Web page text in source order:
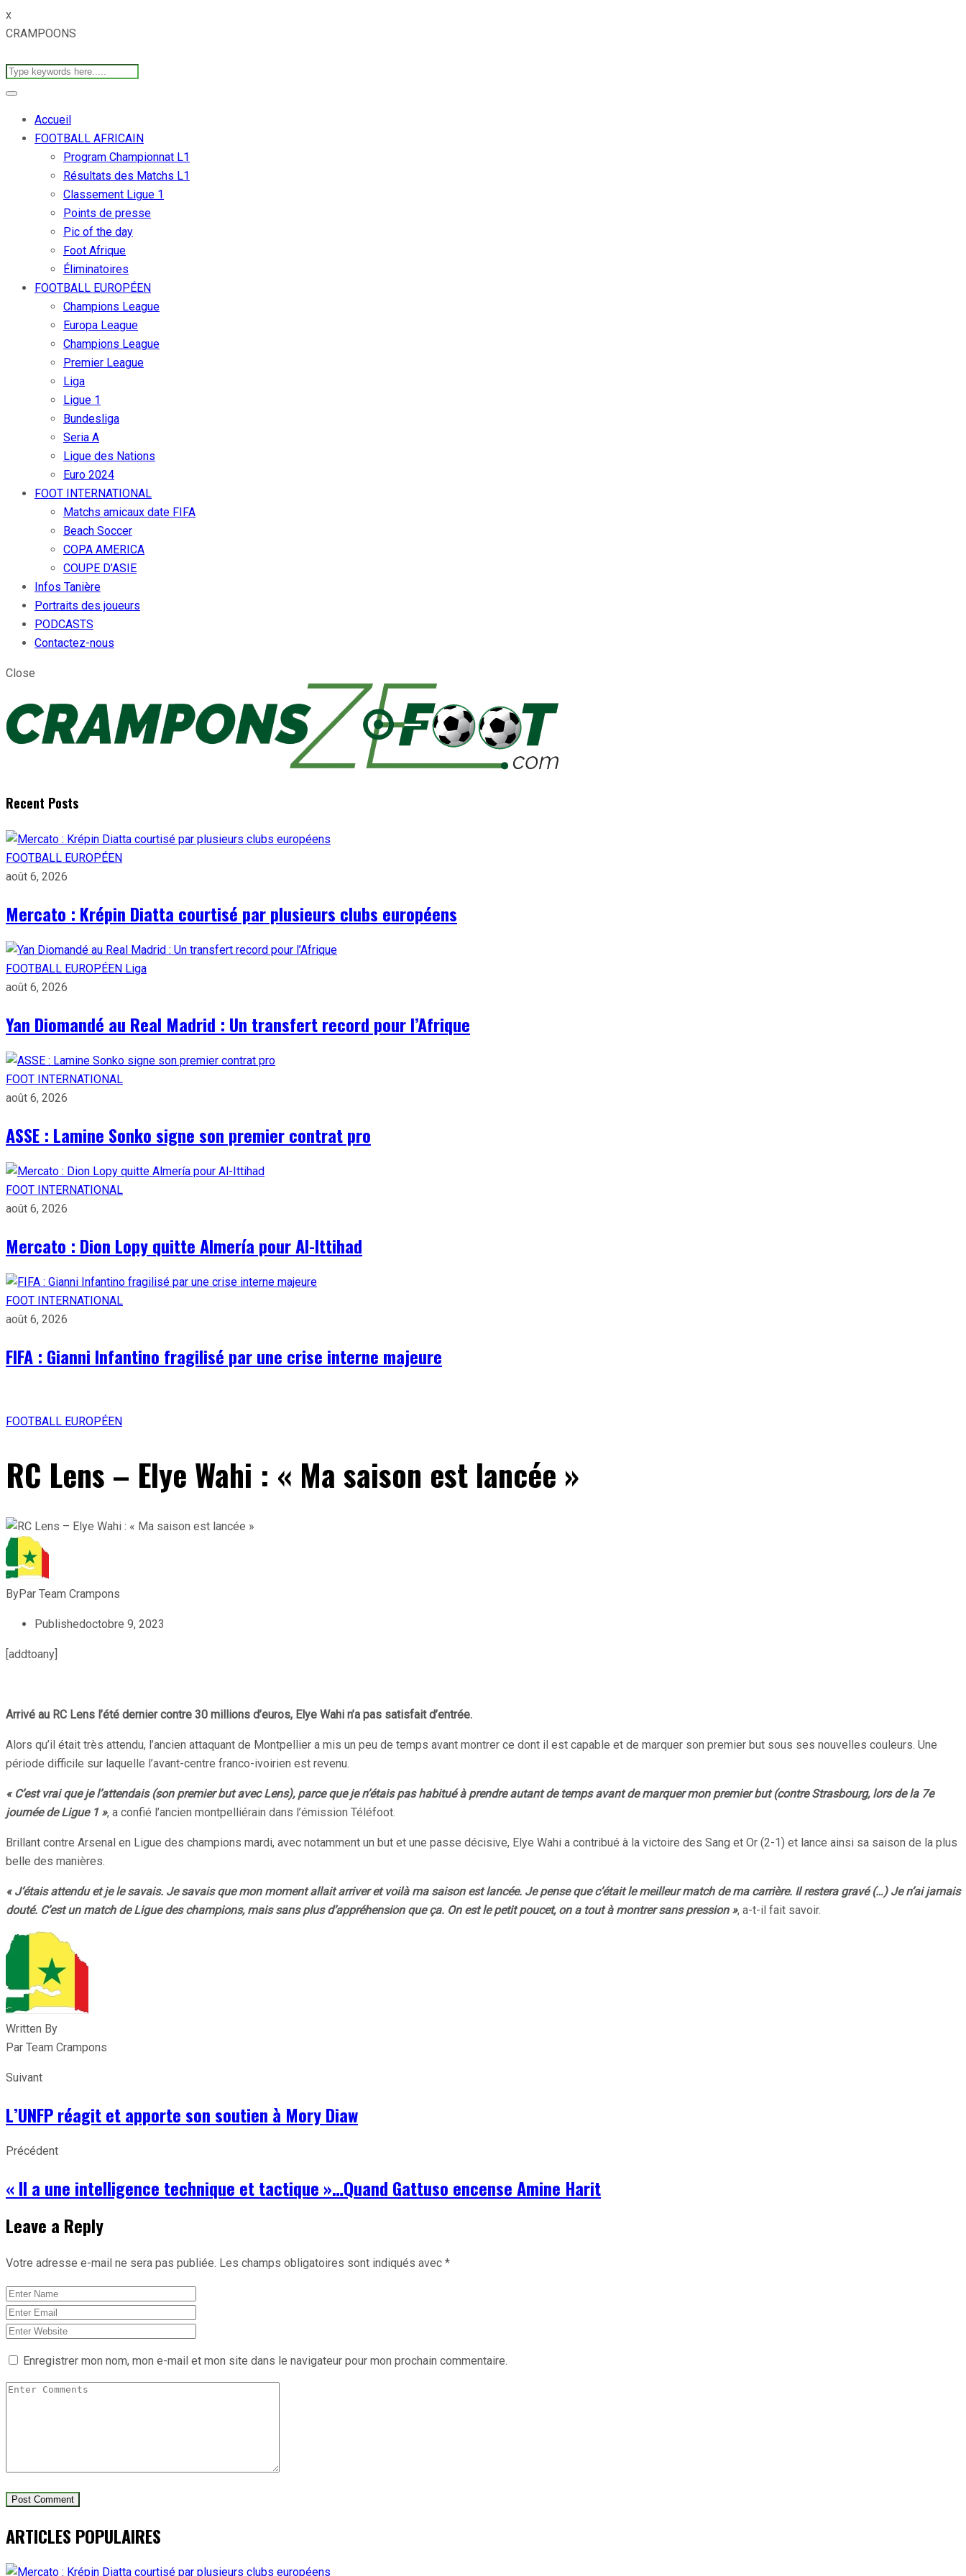
x
CRAMPOONS
Accueil
FOOTBALL AFRICAIN
Program Championnat L1
Résultats des Matchs L1
Classement Ligue 1
Points de presse
Pic of the day
Foot Afrique
Éliminatoires
FOOTBALL EUROPÉEN
Champions League
Europa League
Champions League
Premier League
Liga
Ligue 1
Bundesliga
Seria A
Ligue des Nations
Euro 2024
FOOT INTERNATIONAL
Matchs amicaux date FIFA
Beach Soccer
COPA AMERICA
COUPE D’ASIE
Infos Tanière
Portraits des joueurs
PODCASTS
Contactez-nous
Close
Recent Posts
FOOTBALL EUROPÉEN
août 6, 2026
Mercato : Krépin Diatta courtisé par plusieurs clubs européens
FOOTBALL EUROPÉEN Liga
août 6, 2026
Yan Diomandé au Real Madrid : Un transfert record pour l’Afrique
FOOT INTERNATIONAL
août 6, 2026
ASSE : Lamine Sonko signe son premier contrat pro
FOOT INTERNATIONAL
août 6, 2026
Mercato : Dion Lopy quitte Almería pour Al-Ittihad
FOOT INTERNATIONAL
août 6, 2026
FIFA : Gianni Infantino fragilisé par une crise interne majeure
FOOTBALL EUROPÉEN
RC Lens – Elye Wahi : « Ma saison est lancée »
ByPar Team Crampons
Publishedoctobre 9, 2023
[addtoany]
Arrivé au RC Lens l’été dernier contre 30 millions d’euros, Elye Wahi n’a pas satisfait d’entrée.
Alors qu’il était très attendu, l’ancien attaquant de Montpellier a mis un peu de temps avant montrer ce dont il est capable et de marquer son premier but sous ses nouvelles couleurs. Une
période difficile sur laquelle l’avant-centre franco-ivoirien est revenu.
« C’est vrai que je l’attendais (son premier but avec Lens), parce que je n’étais pas habitué à prendre autant de temps avant de marquer mon premier but (contre Strasbourg, lors de la 7e
journée de Ligue 1 », a confié l’ancien montpelliérain dans l’émission Téléfoot.
Brillant contre Arsenal en Ligue des champions mardi, avec notamment un but et une passe décisive, Elye Wahi a contribué à la victoire des Sang et Or (2-1) et lance ainsi sa saison de la plus
belle des manières.
« J’étais attendu et je le savais. Je savais que mon moment allait arriver et voilà ma saison est lancée. Je pense que c’était le meilleur match de ma carrière. Il restera gravé (…) Je n’ai jamais
douté. C’est un match de Ligue des champions, mais sans plus d’appréhension que ça. On est le petit poucet, on a tout à montrer sans pression », a-t-il fait savoir.
Written By
Par Team Crampons
Suivant
L’UNFP réagit et apporte son soutien à Mory Diaw
Précédent
« Il a une intelligence technique et tactique »…Quand Gattuso encense Amine Harit
Leave a Reply
Votre adresse e-mail ne sera pas publiée. Les champs obligatoires sont indiqués avec *
Enregistrer mon nom, mon e-mail et mon site dans le navigateur pour mon prochain commentaire.
ARTICLES POPULAIRES